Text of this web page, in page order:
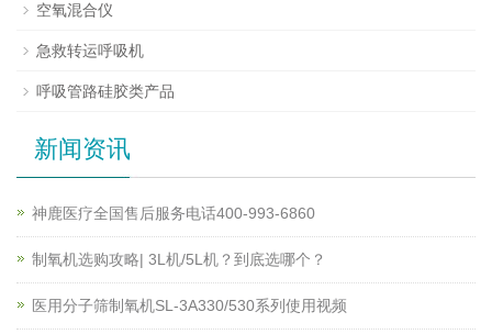
空氧混合仪
急救转运呼吸机
呼吸管路硅胶类产品
新闻资讯
神鹿医疗全国售后服务电话400-993-6860
制氧机选购攻略| 3L机/5L机？到底选哪个？
医用分子筛制氧机SL-3A330/530系列使用视频